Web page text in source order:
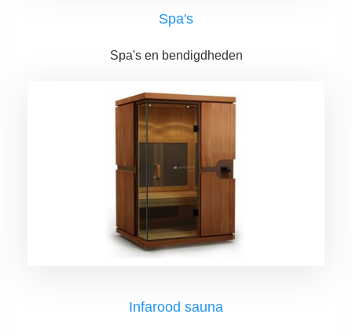
Spa's
Spa's en bendigdheden
Infarood sauna